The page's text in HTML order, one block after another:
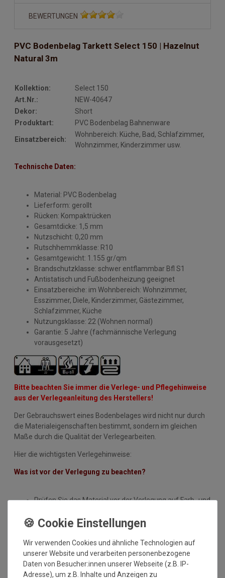
BEWERTUNGEN
PVC Bodenbelag Tarkett Select 150 | Hazelnut
Natural 3m
Kollektion:
Select 150
Art.Nr.:
NEW-40647
Dekor:
Short
Produktart:
PVC Bodenbelag Bahnenware
Einsatzbereich:
Wohnbereich: Küche, Bad, Schlafzimmer,
Wohnzimmer, Kinderzimmer usw.
Technische Daten:
Material: PVC Bodenbelag
Lieferform: gerollt
Rücken: Kompaktrücken
Gesamtdicke: 1,5 mm
Nutzschicht: 0,20 mm
Rutschhemmklasse: R10
Gesamtgewicht: 1.155 gr/qm
Brandschutzklasse: schwer entflammbar Bfl S1
Antistatisch und Fußbodenheizung geeignet
Einsatzbereiche: im Wohnbereich: Wohnzimmer,
Esszimmer, Diele, Kinderzimmer, Gästezimmer,
Schlafzimmer, Küche
Nutzungsklasse: 22 (Wohnen normal)
Garantie: 5 Jahre (fachmännische Verlegung
vorausgesetzt)
Bitte beachten Sie immer die Verlege- und Pflegehinweise
aus der Verlegeanleitung des Herstellers!
Der Gebrauchswert eines Bodenbelages wird nicht nur durch
die Materialeigenschaften bestimmt, sondern im gleichen
Maße durch die Qualität der Verlegearbeiten.
Hier die wichtigsten Verlegehinweise:
Was ist vor der Verlegung zu beachten?
Prüfen Sie das Material vor der Verlegung auf Farb- und
Materialersatz sind nur bei unverlegter Ware möglich.
Handelsübliche oder geringe, technisch nicht
vermeidbare Abweichungen der Qualität, Farbe, Breite,
des Gewichts, der Dicke, der Ausrüstung oder des
Dessins, die jedoch innerhalb vorgegebener Toleranzen
liegen, berechtigen nicht zur Beanstandung.
Wir verwenden Cookies und ähnliche Technologien auf
unserer Website und verarbeiten personenbezogene
Daten von Besucher:innen unserer Webseite (z.B. IP-
Adresse), um z.B. Inhalte und Anzeigen zu